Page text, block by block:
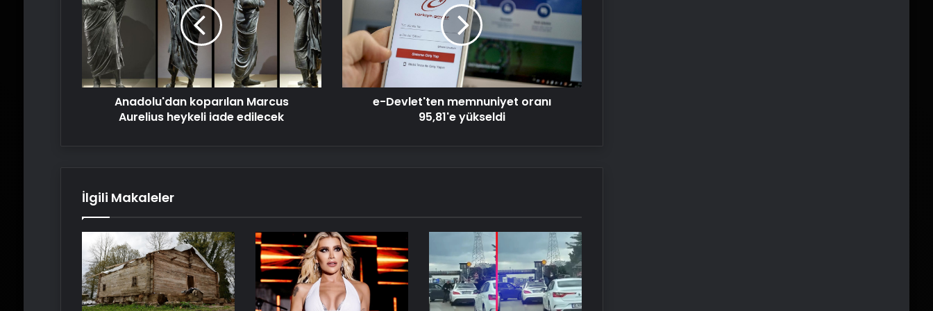
Aurelius
heykeli
iade
edilecek
Anadolu'dan koparılan Marcus
Aurelius heykeli iade edilecek
oranı
95,81'e
yükseldi
e-Devlet'ten memnuniyet oranı
95,81'e yükseldi
İlgili Makaleler